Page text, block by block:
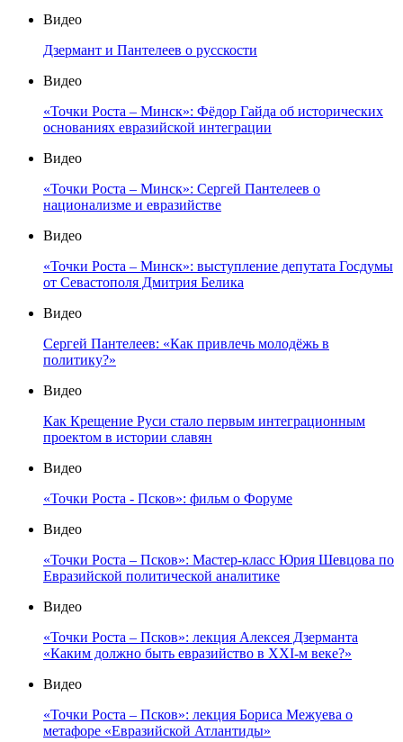
Видео
Дзермант и Пантелеев о русскости
Видео
«Точки Роста – Минск»: Фёдор Гайда об исторических
основаниях евразийской интеграции
Видео
«Точки Роста – Минск»: Сергей Пантелеев о
национализме и евразийстве
Видео
«Точки Роста – Минск»: выступление депутата Госдумы
от Севастополя Дмитрия Белика
Видео
Сергей Пантелеев: «Как привлечь молодёжь в
политику?»
Видео
Как Крещение Руси стало первым интеграционным
проектом в истории славян
Видео
«Точки Роста - Псков»: фильм о Форуме
Видео
«Точки Роста – Псков»: Мастер-класс Юрия Шевцова по
Евразийской политической аналитике
Видео
«Точки Роста – Псков»: лекция Алексея Дзерманта
«Каким должно быть евразийство в XXI-м веке?»
Видео
«Точки Роста – Псков»: лекция Бориса Межуева о
метафоре «Евразийской Атлантиды»